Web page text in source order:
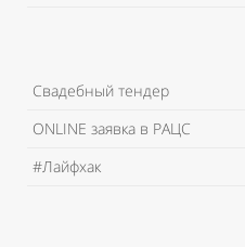
Свадебный тендер
ONLINE заявка в РАЦС
#Лайфхак